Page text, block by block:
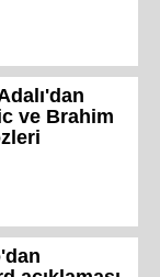
ve Brahim